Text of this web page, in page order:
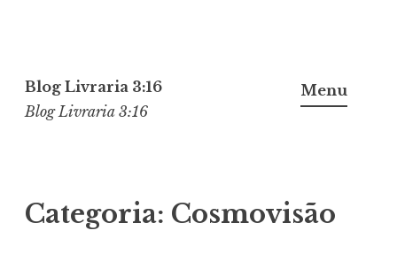
para
o
Blog Livraria 3:16
Blog Livraria 3:16
Menu
Categoria: Cosmovisão